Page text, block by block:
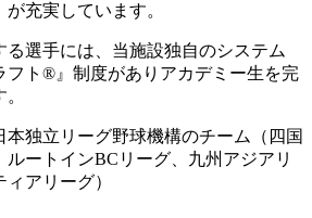
が充実しています。
選手には、当施設独自のシステム
フト®』制度がありアカデミー生を完
独立リーグ野球機構のチーム（四国
ートインBCリーグ、九州アジアリ
アリーグ）